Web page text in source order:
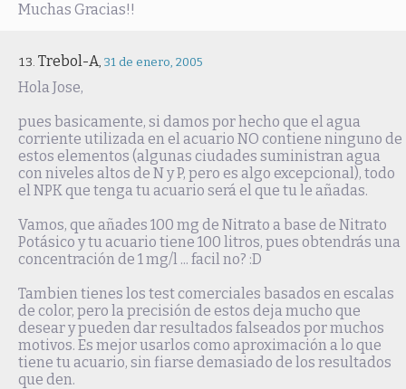
Muchas Gracias!!
Trebol-A, 31 de enero, 2005
Hola Jose,
pues basicamente, si damos por hecho que el agua
corriente utilizada en el acuario NO contiene ninguno de
estos elementos (algunas ciudades suministran agua
con niveles altos de N y P, pero es algo excepcional), todo
el NPK que tenga tu acuario será el que tu le añadas.
Vamos, que añades 100 mg de Nitrato a base de Nitrato
Potásico y tu acuario tiene 100 litros, pues obtendrás una
concentración de 1 mg/l ... facil no? :D
Tambien tienes los test comerciales basados en escalas
de color, pero la precisión de estos deja mucho que
desear y pueden dar resultados falseados por muchos
motivos. Es mejor usarlos como aproximación a lo que
tiene tu acuario, sin fiarse demasiado de los resultados
que den.